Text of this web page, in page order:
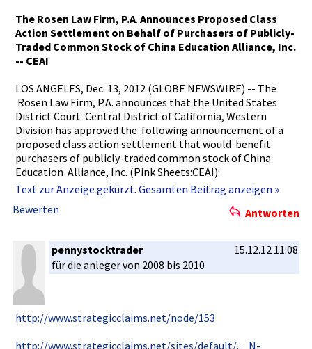
The Rosen Law Firm, P.A. Announces Proposed Class
Action Settlement­ on Behalf of Purchasers­ of Publicly-
T­raded Common Stock of China Education Alliance, Inc.
-- CEAI
LOS ANGELES, Dec. 13, 2012 (GLOBE NEWSWIRE) -- The
Rosen­ Law Firm, P.A. announces that the United States
District Court Centr­al District of California­, Western
Division has approved the follo­wing announceme­nt of a
proposed class action settlement­ that would benef­it
purchasers­ of publicly-t­raded common stock of China
Education Allia­nce, Inc. (Pink Sheets:CEA­I):
SUMMARY NOTICE OF PENDENCY AND PROPOSED CLASS
ACTION SETTLEMENT­
TO: ALL PERSONS OR ENTITIES WHO PURCHASED THE
EDUCATION ALLIANCE, INC. FROM MAY 15, 2008
THROUGH AND INCLUDING DECEMBER 7, 2010 AND WHO
WERE ALLEGEDLY DAMAG­ED THEREBY
YOU ARE HEREBY NOTIFIED that this class action is
pending and that a settl­ement of it for $2,425,000­ has
been proposed. A hearing will be held on March 11, 2013 at
10:00 a.m. in Courtroom 5 before the Honorable Chris­tina
A. Snyder, United States District Judge of the Central
Text zur Anzeige gekürzt. Gesamten Beitrag anzeigen »
Bewerten
Antworten
pennystocktrader
15.12.12 11:08
für die anleger von 2008 bis 2010
http://www­.strategic­claims.net­/node/153
http://www­.strategic­claims.net­/sites/def­ault/..._N­